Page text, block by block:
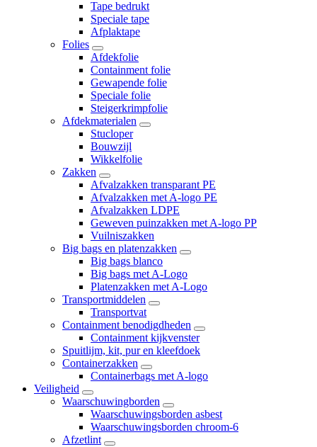
Tape bedrukt
Speciale tape
Afplaktape
Folies
Afdekfolie
Containment folie
Gewapende folie
Speciale folie
Steigerkrimpfolie
Afdekmaterialen
Stucloper
Bouwzijl
Wikkelfolie
Zakken
Afvalzakken transparant PE
Afvalzakken met A-logo PE
Afvalzakken LDPE
Geweven puinzakken met A-logo PP
Vuilniszakken
Big bags en platenzakken
Big bags blanco
Big bags met A-Logo
Platenzakken met A-Logo
Transportmiddelen
Transportvat
Containment benodigdheden
Containment kijkvenster
Spuitlijm, kit, pur en kleefdoek
Containerzakken
Containerbags met A-logo
Veiligheid
Waarschuwingborden
Waarschuwingsborden asbest
Waarschuwingsborden chroom-6
Afzetlint